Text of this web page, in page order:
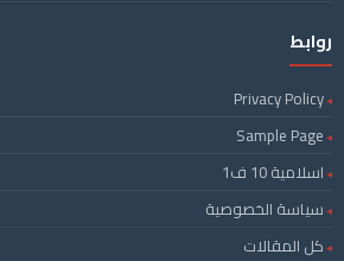
روابط
Privacy Policy
Sample Page
اسلامية 10 ف1
سياسة الخصوصية
كل المقالات